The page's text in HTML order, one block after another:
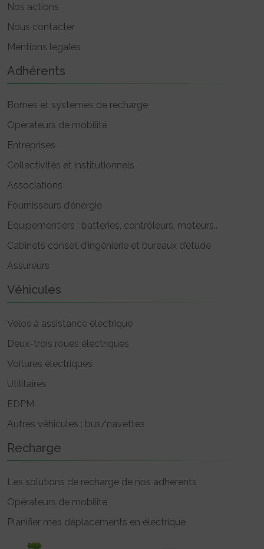
Nos actions
Nous contacter
Mentions légales
Adhérents
Bornes et systèmes de recharge
Opérateurs de mobilité
Entreprises
Collectivités et institutionnels
Associations
Fournisseurs d’énergie
Equipementiers : batteries, contrôleurs, moteurs..
Cabinets conseil d’ingénierie et bureaux d’étude
Assureurs
Véhicules
Vélos à assistance électrique
Deux-trois roues électriques
Voitures électriques
Utilitaires
EDPM
Autres véhicules : bus/navettes
Recharge
Les solutions de recharge de nos adhérents
Opérateurs de mobilité
Planifier mes déplacements en électrique